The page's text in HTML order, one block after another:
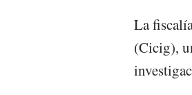
La
(Cicig),